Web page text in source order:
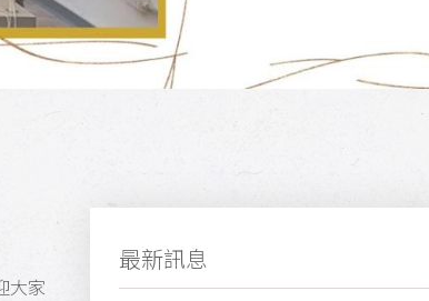
大家
最新訊息